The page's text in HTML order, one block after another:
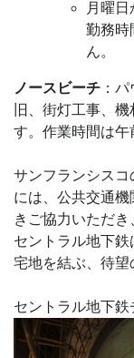
月曜
勤務時
ん。
ノースビーチ ：
旧、街灯工事、
す。作業時間は午
サンフランシス
には、公共交通
きご協力いただ
セントラル地下
宅地を結ぶ、待望
セントラル地下鉄